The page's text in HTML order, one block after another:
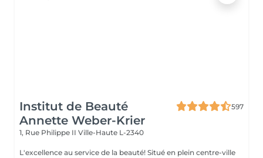
Institut de Beauté
Annette Weber-Krier
597
1, Rue Philippe II Ville-Haute L-2340
L'excellence au service de la beauté! Situé en plein centre-ville